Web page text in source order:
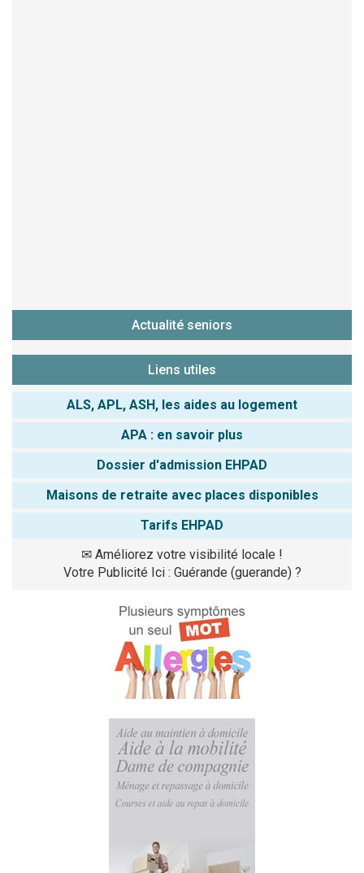
Actualité seniors
Liens utiles
ALS, APL, ASH, les aides au logement
APA : en savoir plus
Dossier d'admission EHPAD
Maisons de retraite avec places disponibles
Tarifs EHPAD
✉ Améliorez votre visibilité locale !
Votre Publicité Ici : Guérande (guerande) ?